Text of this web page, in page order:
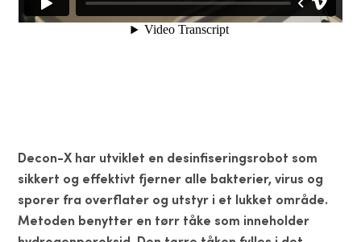
Decon-X har utviklet en desinfiseringsrobot som
sikkert og effektivt fjerner alle bakterier, virus og
sporer fra overflater og utstyr i et lukket område.
Metoden benytter en tørr tåke som inneholder